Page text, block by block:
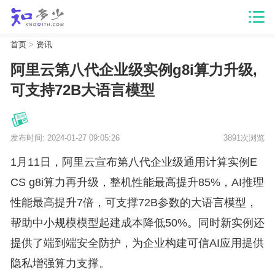
首页> 资讯
阿里云第八代企业级实例g8i算力升级,
可支持72B大语言模型
发布时间: 2024-01-27 09:05:26 3891次浏览
1月11日，阿里云宣布第八代企业级通用计算实例E
CS g8i算力再升级，整机性能最高提升85%，AI推理
性能最高提升7倍，可支撑72B参数的大语言模型，
帮助中小规模模型起建成本降低50%。同时新实例还
提供了端到端安全防护，为企业构建可信AI应用提供
隐私增强算力支撑。